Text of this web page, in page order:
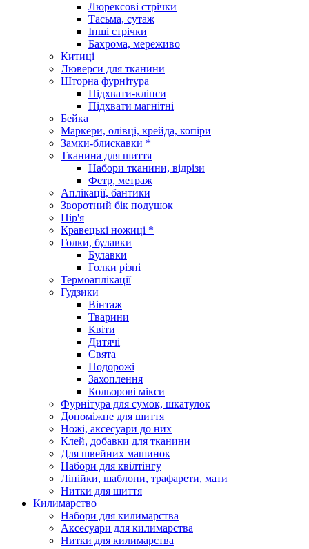
Люрексові стрічки
Тасьма, сутаж
Інші стрічки
Бахрома, мереживо
Китиці
Люверси для тканини
Шторна фурнітура
Підхвати-кліпси
Підхвати магнітні
Бейка
Маркери, олівці, крейда, копіри
Замки-блискавки *
Тканина для шиття
Набори тканини, відрізи
Фетр, метраж
Аплікації, бантики
Зворотний бік подушок
Пір'я
Кравецькі ножиці *
Голки, булавки
Булавки
Голки різні
Термоаплікації
Гудзики
Вінтаж
Тварини
Квіти
Дитячі
Свята
Подорожі
Захоплення
Кольорові мікси
Фурнітура для сумок, шкатулок
Допоміжне для шиття
Ножі, аксесуари до них
Клей, добавки для тканини
Для швейних машинок
Набори для квілтінгу
Лінійки, шаблони, трафарети, мати
Нитки для шиття
Килимарство
Набори для килимарства
Аксесуари для килимарства
Нитки для килимарства